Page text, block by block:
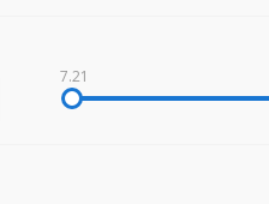
7.21